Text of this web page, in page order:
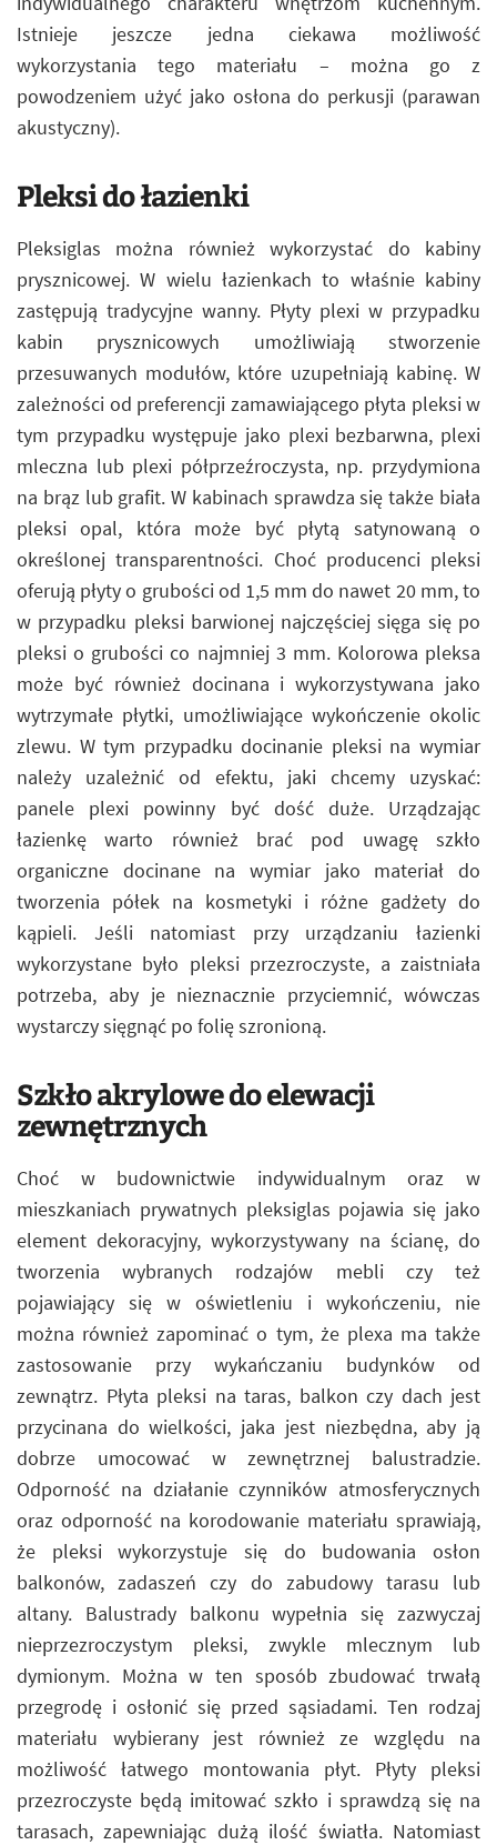
Istnieje jeszcze jedna ciekawa możliwość
wykorzystania tego materiału – można go z
powodzeniem użyć jako osłona do perkusji (parawan
akustyczny).
Pleksi do łazienki
Pleksiglas można również wykorzystać do kabiny
prysznicowej. W wielu łazienkach to właśnie kabiny
zastępują tradycyjne wanny. Płyty plexi w przypadku
kabin prysznicowych umożliwiają stworzenie
przesuwanych modułów, które uzupełniają kabinę. W
zależności od preferencji zamawiającego płyta pleksi w
tym przypadku występuje jako plexi bezbarwna, plexi
mleczna lub plexi półprzeźroczysta, np. przydymiona
na brąz lub grafit. W kabinach sprawdza się także biała
pleksi opal, która może być płytą satynowaną o
określonej transparentności. Choć producenci pleksi
oferują płyty o grubości od 1,5 mm do nawet 20 mm, to
w przypadku pleksi barwionej najczęściej sięga się po
pleksi o grubości co najmniej 3 mm. Kolorowa pleksa
może być również docinana i wykorzystywana jako
wytrzymałe płytki, umożliwiające wykończenie okolic
zlewu. W tym przypadku docinanie pleksi na wymiar
należy uzależnić od efektu, jaki chcemy uzyskać:
panele plexi powinny być dość duże. Urządzając
łazienkę warto również brać pod uwagę szkło
organiczne docinane na wymiar jako materiał do
tworzenia półek na kosmetyki i różne gadżety do
kąpieli. Jeśli natomiast przy urządzaniu łazienki
wykorzystane było pleksi przezroczyste, a zaistniała
potrzeba, aby je nieznacznie przyciemnić, wówczas
wystarczy sięgnąć po folię szronioną.
Szkło akrylowe do elewacji
zewnętrznych
Choć w budownictwie indywidualnym oraz w
mieszkaniach prywatnych pleksiglas pojawia się jako
element dekoracyjny, wykorzystywany na ścianę, do
tworzenia wybranych rodzajów mebli czy też
pojawiający się w oświetleniu i wykończeniu, nie
można również zapominać o tym, że plexa ma także
zastosowanie przy wykańczaniu budynków od
zewnątrz. Płyta pleksi na taras, balkon czy dach jest
przycinana do wielkości, jaka jest niezbędna, aby ją
dobrze umocować w zewnętrznej balustradzie.
Odporność na działanie czynników atmosferycznych
oraz odporność na korodowanie materiału sprawiają,
że pleksi wykorzystuje się do budowania osłon
balkonów, zadaszeń czy do zabudowy tarasu lub
altany. Balustrady balkonu wypełnia się zazwyczaj
nieprzezroczystym pleksi, zwykle mlecznym lub
dymionym. Można w ten sposób zbudować trwałą
przegrodę i osłonić się przed sąsiadami. Ten rodzaj
materiału wybierany jest również ze względu na
możliwość łatwego montowania płyt. Płyty pleksi
przezroczyste będą imitować szkło i sprawdzą się na
tarasach, zapewniając dużą ilość światła. Natomiast